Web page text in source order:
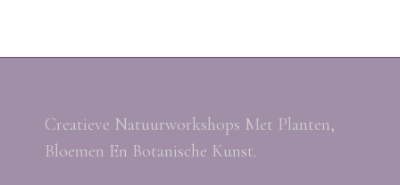
Creatieve Natuurworkshops Met Planten,
Bloemen En Botanische Kunst.